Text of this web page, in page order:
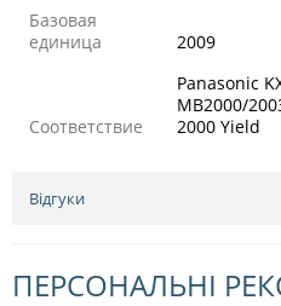
Базовая
единица
2009
Соответствие
Panasonic
MB2000/
2000 Yield
Відгуки
ПЕРСОНАЛЬНІ